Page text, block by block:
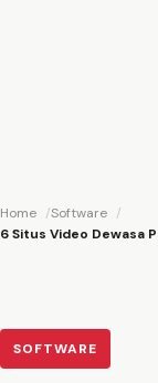
Home
Software
6 Situs Video Dewasa
SOFTWARE